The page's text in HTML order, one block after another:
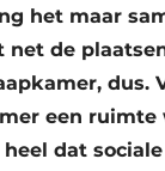
het maar
net de
dus.
een ruimte
dat